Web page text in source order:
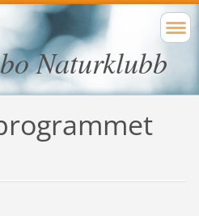
Naturklubb